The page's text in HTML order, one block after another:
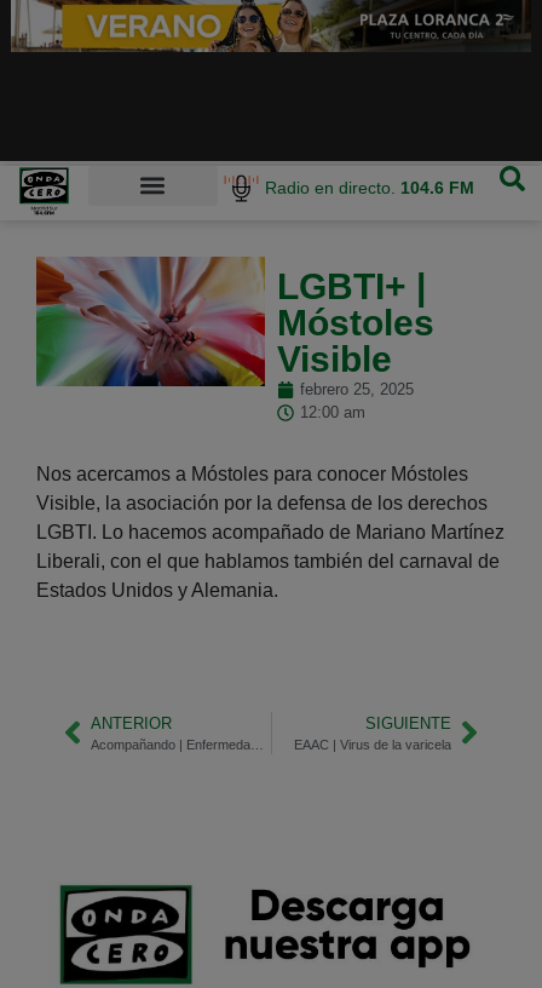
Radio en directo. 104.6 FM
LGBTI+ |
Móstoles
Visible
febrero 25, 2025
12:00 am
Nos acercamos a Móstoles para conocer Móstoles
Visible, la asociación por la defensa de los derechos
LGBTI. Lo hacemos acompañado de Mariano Martínez
Liberali, con el que hablamos también del carnaval de
Estados Unidos y Alemania.
ANTERIOR SIGUIENTE
EAAC | Virus de la varicela